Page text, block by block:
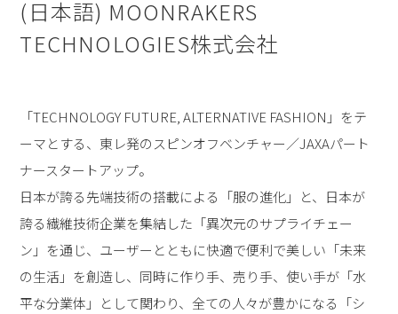
(日本語) MOONRAKERS
TECHNOLOGIES株式会社
「TECHNOLOGY FUTURE, ALTERNATIVE FASHION」をテ
ーマとする、東レ発のスピンオフベンチャー／JAXAパート
ナースタートアップ。
日本が誇る先端技術の搭載による「服の進化」と、日本が
誇る繊維技術企業を集結した「異次元のサプライチェー
ン」を通じ、ユーザーとともに快適で便利で美しい「未来
の生活」を創造し、同時に作り手、売り手、使い手が「水
平な分業体」として関わり、全ての人々が豊かになる「シ